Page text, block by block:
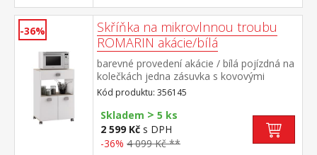
-36%
Skříňka na mikrovlnnou troubu
ROMARIN akácie/bílá
barevné provedení akácie / bílá pojízdná na
kolečkách jedna zásuvka s kovovými
pojezdy 2 dvířka, 1 otevřená police
maximální nosnost horní desky 25 kg
Kód produktu: 356145
Skladem > 5 ks
2 599 Kč s DPH
-36% 4 099 Kč **